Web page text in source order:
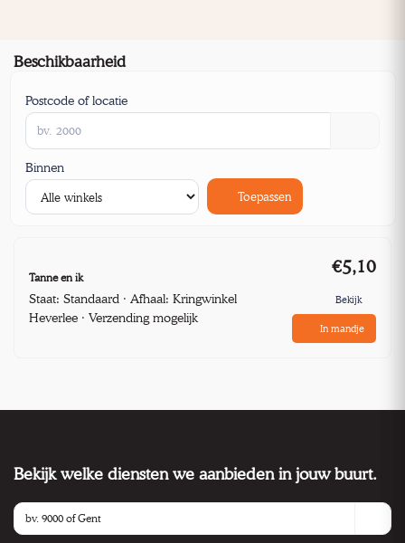
Beschikbaarheid
Postcode of locatie
Binnen
Toepassen
Tanne en ik
Staat: Standaard · Afhaal: Kringwinkel
Heverlee · Verzending mogelijk
€5,10
Bekijk
In mandje
Bekijk welke diensten we aanbieden in jouw buurt.